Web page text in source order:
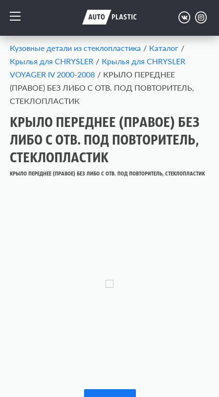
Кузовные детали из стеклопластика / Каталог /
Крылья для CHRYSLER / Крылья для CHRYSLER
VOYAGER IV 2000-2008 / КРЫЛО ПЕРЕДНЕЕ
(ПРАВОЕ) БЕЗ ЛИБО С ОТВ. ПОД ПОВТОРИТЕЛЬ,
СТЕКЛОПЛАСТИК
КРЫЛО ПЕРЕДНЕЕ (ПРАВОЕ) БЕЗ
ЛИБО С ОТВ. ПОД ПОВТОРИТЕЛЬ,
СТЕКЛОПЛАСТИК
КРЫЛО ПЕРЕДНЕЕ (ПРАВОЕ) БЕЗ ЛИБО С ОТВ. ПОД ПОВТОРИТЕЛЬ, СТЕКЛОПЛАСТИК